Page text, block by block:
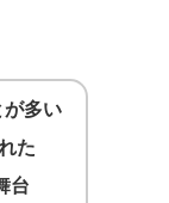
が多い
た
台